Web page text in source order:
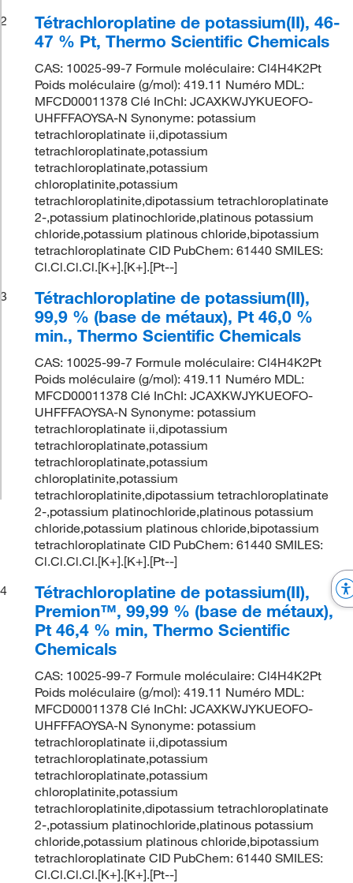
2
Tétrachloroplatine de potassium(II), 46-
47 % Pt, Thermo Scientific Chemicals
CAS: 10025-99-7 Formule moléculaire: Cl4H4K2Pt
Poids moléculaire (g/mol): 419.11 Numéro MDL:
MFCD00011378 Clé InChI: JCAXKWJYKUEOFO-
UHFFFAOYSA-N Synonyme: potassium
tetrachloroplatinate ii,dipotassium
tetrachloroplatinate,potassium
tetrachloroplatinate,potassium
chloroplatinite,potassium
tetrachloroplatinite,dipotassium tetrachloroplatinate
2-,potassium platinochloride,platinous potassium
chloride,potassium platinous chloride,bipotassium
tetrachloroplatinate CID PubChem: 61440 SMILES:
Cl.Cl.Cl.Cl.[K+].[K+].[Pt--]
3
Tétrachloroplatine de potassium(II),
99,9 % (base de métaux), Pt 46,0 %
min., Thermo Scientific Chemicals
CAS: 10025-99-7 Formule moléculaire: Cl4H4K2Pt
Poids moléculaire (g/mol): 419.11 Numéro MDL:
MFCD00011378 Clé InChI: JCAXKWJYKUEOFO-
UHFFFAOYSA-N Synonyme: potassium
tetrachloroplatinate ii,dipotassium
tetrachloroplatinate,potassium
tetrachloroplatinate,potassium
chloroplatinite,potassium
tetrachloroplatinite,dipotassium tetrachloroplatinate
2-,potassium platinochloride,platinous potassium
chloride,potassium platinous chloride,bipotassium
tetrachloroplatinate CID PubChem: 61440 SMILES:
Cl.Cl.Cl.Cl.[K+].[K+].[Pt--]
4
Tétrachloroplatine de potassium(II),
Premion™, 99,99 % (base de métaux),
Pt 46,4 % min, Thermo Scientific
Chemicals
CAS: 10025-99-7 Formule moléculaire: Cl4H4K2Pt
Poids moléculaire (g/mol): 419.11 Numéro MDL:
MFCD00011378 Clé InChI: JCAXKWJYKUEOFO-
UHFFFAOYSA-N Synonyme: potassium
tetrachloroplatinate ii,dipotassium
tetrachloroplatinate,potassium
tetrachloroplatinate,potassium
chloroplatinite,potassium
tetrachloroplatinite,dipotassium tetrachloroplatinate
2-,potassium platinochloride,platinous potassium
chloride,potassium platinous chloride,bipotassium
tetrachloroplatinate CID PubChem: 61440 SMILES:
Cl.Cl.Cl.Cl.[K+].[K+].[Pt--]